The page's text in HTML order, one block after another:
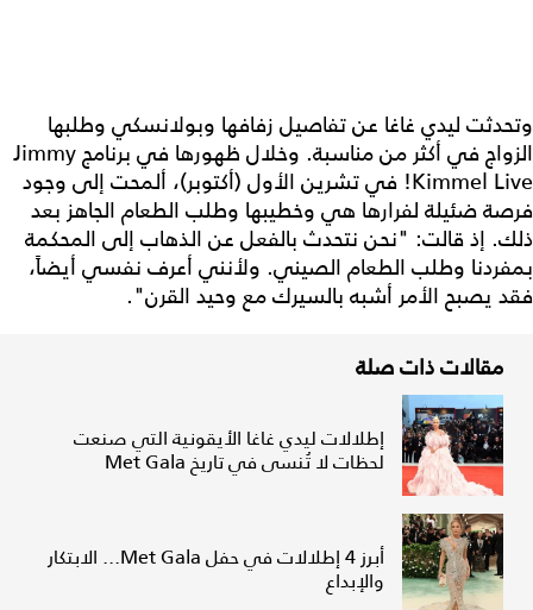
وتحدثت ليدي غاغا عن تفاصيل زفافها وبولانسكي وطلبها
الزواج في أكثر من مناسبة. وخلال ظهورها في برنامج Jimmy
Kimmel Live! في تشرين الأول (أكتوبر)، ألمحت إلى وجود
فرصة ضئيلة لفرارها هي وخطيبها وطلب الطعام الجاهز بعد
ذلك. إذ قالت: "نحن نتحدث بالفعل عن الذهاب إلى المحكمة
بمفردنا وطلب الطعام الصيني. ولأنني أعرف نفسي أيضاً،
فقد يصبح الأمر أشبه بالسيرك مع وحيد القرن".
مقالات ذات صلة
إطلالات ليدي غاغا الأيقونية التي صنعت
لحظات لا تُنسى في تاريخ Met Gala
أبرز 4 إطلالات في حفل Met Gala... الابتكار
والإبداع